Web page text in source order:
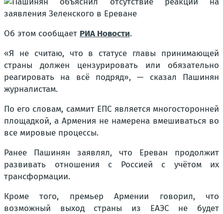
Об этом сообщает РИА Новости.
«Я не считаю, что в статусе главы принимающей
страны должен цензурировать или обязательно
реагировать на всё подряд», — сказал Пашинян
журналистам.
По его словам, саммит ЕПС является многосторонней
площадкой, а Армения не намерена вмешиваться во
все мировые процессы.
Ранее Пашинян заявлял, что Ереван продолжит
развивать отношения с Россией с учётом их
трансформации.
Кроме того, премьер Армении говорил, что
возможный выход страны из ЕАЭС не будет